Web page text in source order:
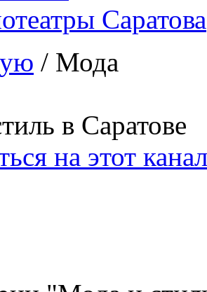
Саратова
/ Мода
в Саратове
на этот